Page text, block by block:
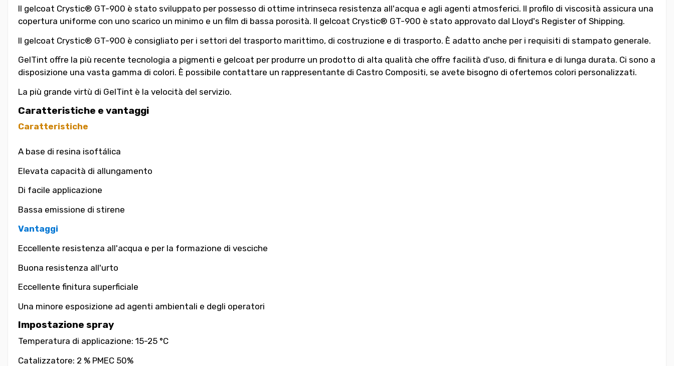
Il gelcoat Crystic® GT-900 è stato sviluppato per possesso di ottime intrinseca resistenza all'acqua e agli agenti atmosferici. Il profilo di viscosità assicura una
copertura uniforme con uno scarico un minimo e un film di bassa porosità. Il gelcoat Crystic® GT-900 è stato approvato dal Lloyd's Register of Shipping.
Il gelcoat Crystic® GT-900 è consigliato per i settori del trasporto marittimo, di costruzione e di trasporto. È adatto anche per i requisiti di stampato generale.
GelTint offre la più recente tecnologia a pigmenti e gelcoat per produrre un prodotto di alta qualità che offre facilità d'uso, di finitura e di lunga durata. Ci sono a
disposizione una vasta gamma di colori. È possibile contattare un rappresentante di Castro Compositi, se avete bisogno di ofertemos colori personalizzati.
La più grande virtù di GelTint è la velocità del servizio.
Caratteristiche e vantaggi
Caratteristiche
A base di resina isoftálica
Elevata capacità di allungamento
Di facile applicazione
Bassa emissione di stirene
Vantaggi
Eccellente resistenza all'acqua e per la formazione di vesciche
Buona resistenza all'urto
Eccellente finitura superficiale
Una minore esposizione ad agenti ambientali e degli operatori
Impostazione spray
Temperatura di applicazione: 15-25 °C
Catalizzatore: 2 % PMEC 50%